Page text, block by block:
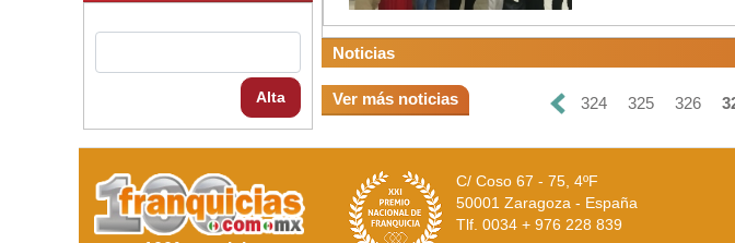
Alta
Noticias
Ver más noticias 324 325 326
C/ Coso 67 - 75, 4ºF
50001 Zaragoza - España
Tlf. 0034 + 976 228 839